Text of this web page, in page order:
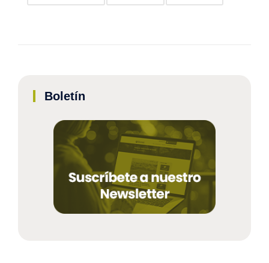
Boletín